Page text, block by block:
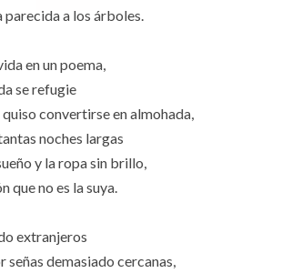
a los árboles.
en un poema,
se refugie
convertirse en almohada,
noches largas
y la ropa sin brillo,
que no es la suya.
extranjeros
señas demasiado cercanas,